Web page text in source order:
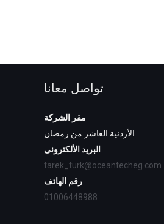
تواصل معانا
مقر الشركة
الأردنية العاشر من رمضان
البريد الألكترونى
tarek_turk@oceantecheg.com
رقم الهاتف
01006448988